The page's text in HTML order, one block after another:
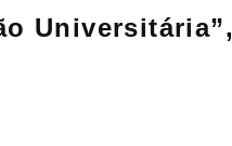
Universitária”,